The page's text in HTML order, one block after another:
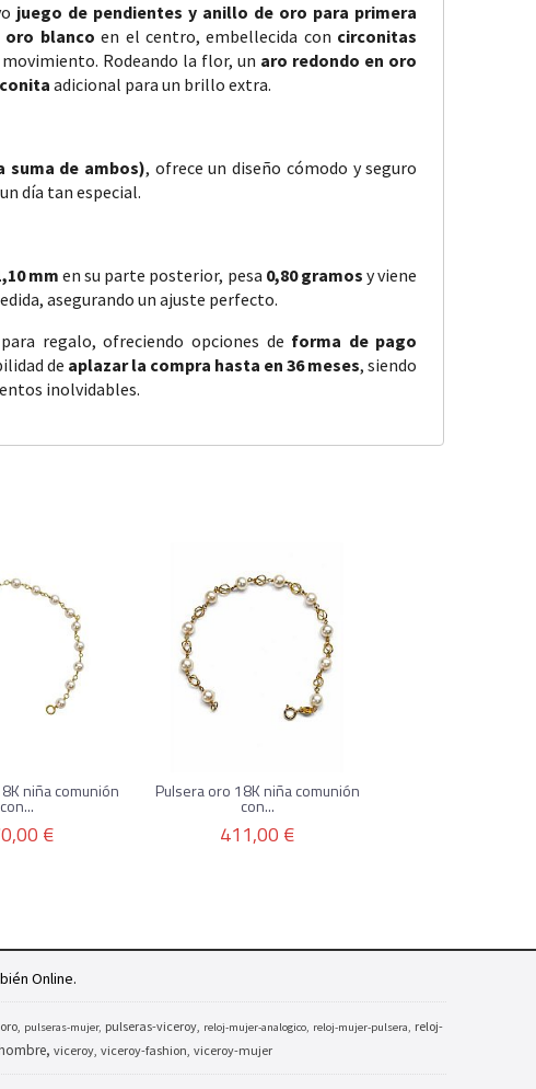
juego de pendientes y anillo de oro para primera
blanco en el centro, embellecida con circonitas
Rodeando la flor, un aro redondo en oro
adicional para un brillo extra.
suma de ambos), ofrece un diseño cómodo y seguro
día tan especial.
mm en su parte posterior, pesa 0,80 gramos y viene
asegurando un ajuste perfecto.
regalo, ofreciendo opciones de forma de pago
de aplazar la compra hasta en 36 meses, siendo
inolvidables.
niña comunión
con...
€
Pulsera oro 18K niña comunión
con...
411,00 €
Online.
pulseras-mujer pulseras-viceroy reloj-mujer-analogico reloj-mujer-pulsera
reloj-
viceroy viceroy-fashion viceroy-mujer